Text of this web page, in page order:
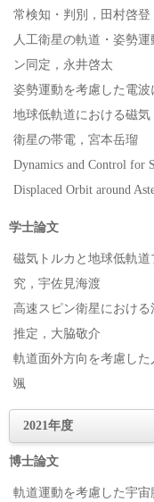
常検知・判別，田村啓登
人工衛星の軌道・姿勢
ン同定，永井啓太
姿勢運動を考慮した電
地球低軌道における磁
衛星の帯電，宮本岳瑠
Dynamics and Control for
Displaced Orbit around
学士論文
磁気トルカと地球低軌
究，宇佐見海渡
高速スピン衛星におけ
推定，大脇敬介
軌道面外方向を考慮し
颯
2021年度
博士論文
軌道運動を考慮した宇